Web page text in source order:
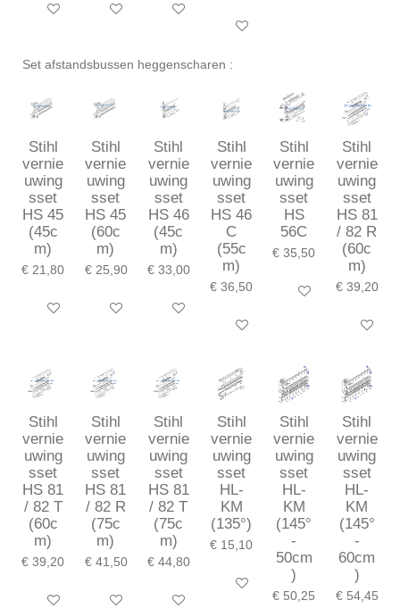
In winkelwagenIn winkelwagenIn winkelwagen
In winkelwagen
Set afstandsbussen heggenscharen :
Stihl
vernie
uwing
sset
HS 45
(45c
m)
€ 21,80
In winkelwagen
Stihl
vernie
uwing
sset
HS 45
(60c
m)
€ 25,90
In winkelwagen
Stihl
vernie
uwing
sset
HS 46
(45c
m)
€ 33,00
In winkelwagen
Stihl
vernie
uwing
sset
HS 46
C
(55c
m)
€ 36,50
In winkelwagen
Stihl
vernie
uwing
sset
HS
56C
€ 35,50
In winkelwagen
Stihl
vernie
uwing
sset
HS 81
/ 82 R
(60c
m)
€ 39,20
In
Stihl
vernie
uwing
sset
HS 81
/ 82 T
(60c
m)
€ 39,20
In winkelwagen
Stihl
vernie
uwing
sset
HS 81
/ 82 R
(75c
m)
€ 41,50
In winkelwagen
Stihl
vernie
uwing
sset
HS 81
/ 82 T
(75c
m)
€ 44,80
In winkelwagen
Stihl
vernie
uwing
sset
HL-
KM
(135°)
€ 15,10
In winkelwagen
Stihl
vernie
uwing
sset
HL-
KM
(145°
-
50cm
)
€ 50,25
Stihl
vernie
uwing
sset
HL-
KM
(145°
-
60cm
)
€ 54,45